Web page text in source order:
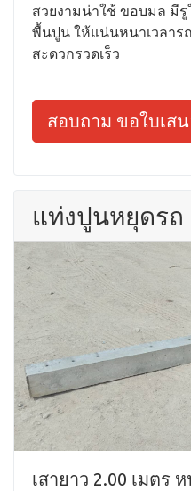
สวยงามน่าใช้ ขอบมล มี
พื้นปูน ให้แน่นหนาเวลาร
สะดวกรวดเร็ว
สอบถาม ขอใบเส
แท่งปูนหยุดรถ
เสายาว 2.00 เมตร